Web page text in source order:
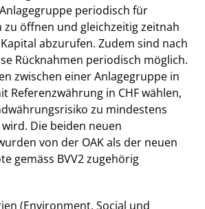
periodisch für
zu öffnen und gleichzeitig zeitnah
abzurufen. Zudem sind nach
Rücknahmen periodisch möglich.
zwischen einer Anlagegruppe in
Referenzwährung in CHF wählen,
zu mindestens
Die beiden neuen
von der OAK als der neuen
gemäss BVV2 zugehörig
(Environment, Social und